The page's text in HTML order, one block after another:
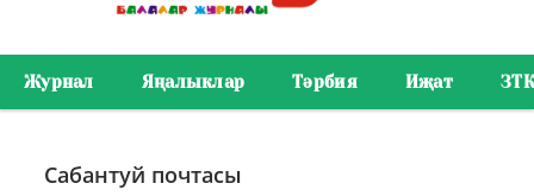
Журнал Яңалыклар Тәрбия Иҗат ЗТК
Сабантуй почтасы